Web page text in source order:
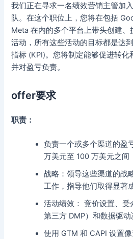
我们正在寻求一名绩效营销主管加
队。在这个职位上，您将在包括
Meta 在内的多个平台上带头创建
活动，所有这些活动的目标都是达
指标 (KPI)。您将制定能够促进转化
并对盈亏负责。
offer要求
职责：
负责一个或多个渠道的盈
万美元至 100 万美元之间
战略：领导这些渠道的战
工作，指导他们取得显著
活动绩效： 竞价设置、
第三方 DMP）和数据驱动
使用 GTM 和 CAPI 设置